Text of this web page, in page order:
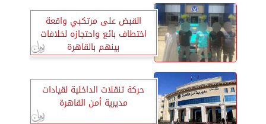
القبض على مرتكبي واقعة
اختطاف بائع واحتجازه لخلافات
بينهم بالقاهرة
حركة تنقلات الداخلية لقيادات
مديرية أمن القاهرة